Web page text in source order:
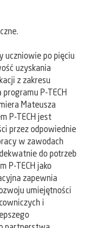
uczniowie po pięciu
uzyskania
z zakresu
P-TECH
Mateusza
P-TECH jest
przez odpowiednie
w zawodach
do potrzeb
P-TECH jako
zapewnia
umiejętności
i